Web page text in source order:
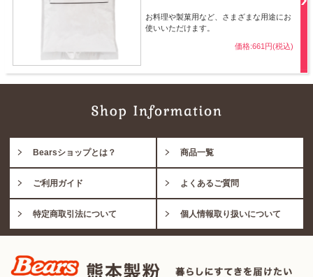
お料理や製菓用など、さまざまな用途にお
使いいただけます。
価格:661円(税込)
Bearsショップとは？ 商品一覧
ご利用ガイド よくあるご質問
特定商取引法について 個人情報取り扱いについて